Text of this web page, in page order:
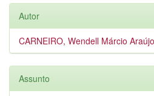
Autor
CARNEIRO, Wendell Márcio Araújo
Assunto